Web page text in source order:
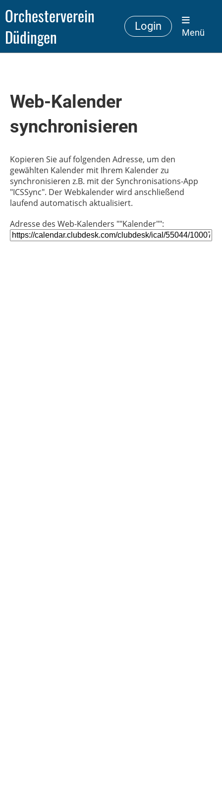
Orchesterverein
Düdingen
Login
Menü
Web-Kalender
synchronisieren
Kopieren Sie auf folgenden Adresse, um den
gewählten Kalender mit Ihrem Kalender zu
synchronisieren z.B. mit der Synchronisations-App
"ICSSync". Der Webkalender wird anschließend
laufend automatisch aktualisiert.
Adresse des Web-Kalenders ""Kalender"":